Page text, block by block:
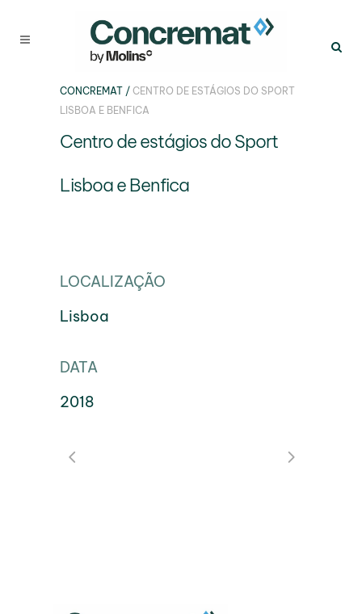
CONCREMAT / CENTRO DE ESTÁGIOS DO SPORT
LISBOA E BENFICA
Centro de estágios do Sport
Lisboa e Benfica
LOCALIZAÇÃO
Lisboa
DATA
2018